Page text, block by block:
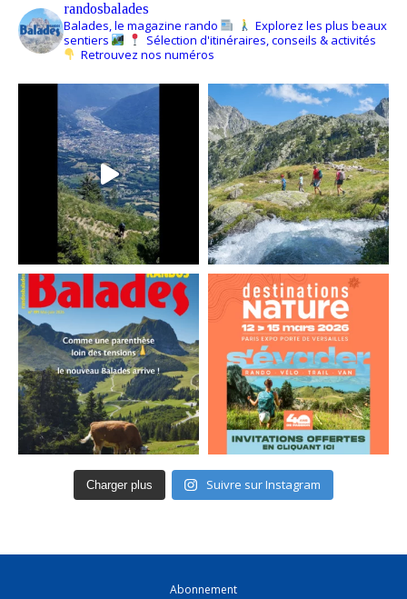
randosbalades
Balades, le magazine rando
Explorez les plus beaux
sentiers
Sélection d'itinéraires, conseils & activités
Retrouvez nos numéros
Charger plus Suivre sur Instagram
Abonnement